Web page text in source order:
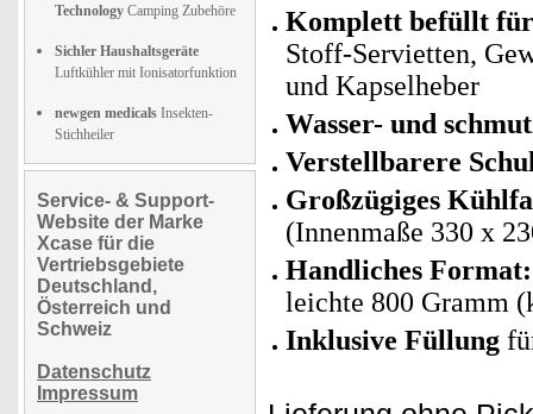
Technology Camping Zubehöre
Sichler Haushaltsgeräte
Luftkühler mit Ionisatorfunktion
newgen medicals Insekten-
Stichheiler
Service- & Support-
Website der Marke
Xcase für die
Vertriebsgebiete
Deutschland,
Österreich und
Schweiz
Datenschutz
Impressum
Komplett befüllt
Stoff-Servietten,
und Kapselheber
Wasser- und
Verstellbarere
Großzügiges
(Innenmaße 330 x
Handliches Format:
leichte 800 Gramm
Inklusive Füllung